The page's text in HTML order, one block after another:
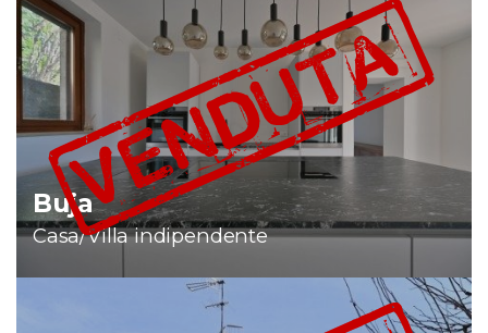
Buja
Casa/Villa indipendente